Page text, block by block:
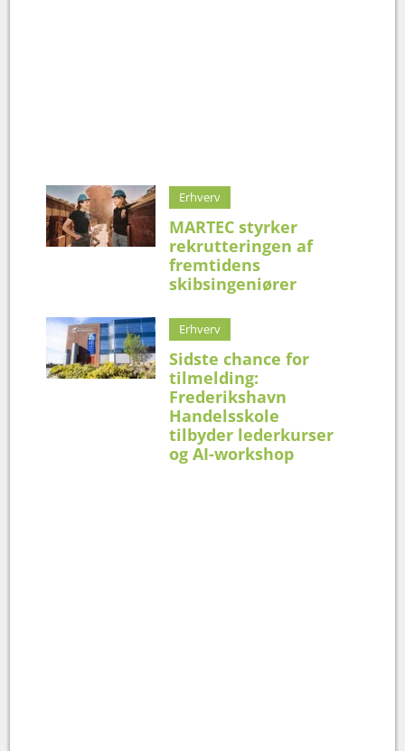
Erhverv
MARTEC styrker
rekrutteringen af
fremtidens
skibsingeniører
Erhverv
Sidste chance for
tilmelding:
Frederikshavn
Handelsskole
tilbyder lederkurser
og AI-workshop